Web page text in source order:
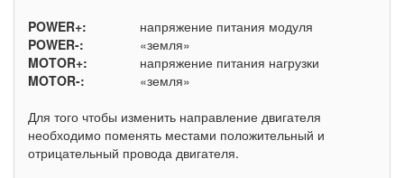
POWER+:
напряжение питания модуля
POWER-:
«земля»
MOTOR+:
напряжение питания нагрузки
MOTOR-:
«земля»
Для того чтобы изменить направление двигателя
необходимо поменять местами положительный и
отрицательный провода двигателя.